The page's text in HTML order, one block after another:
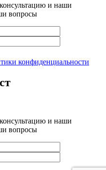
и наши
вопросы
конфиденциальности
и наши
вопросы